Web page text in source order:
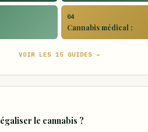
04
Cannabis médical :
VOIR LES 15 GUIDES →
le cannabis ?